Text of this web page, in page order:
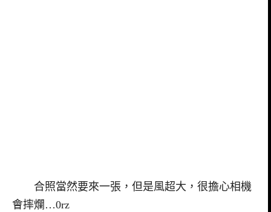
合照當然要來一張，但是風超大，很擔心相機
會摔爛…0rz